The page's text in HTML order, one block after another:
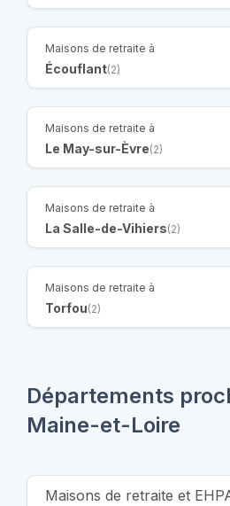
Maisons de retraite à
Écouflant(2)
Maisons de retraite à
Le May-sur-Èvre(2)
Maisons de retraite à
La Salle-de-Vihiers(2)
Maisons de retraite à
Torfou(2)
Départements
Maine-et-Loire
Maisons de retraite et